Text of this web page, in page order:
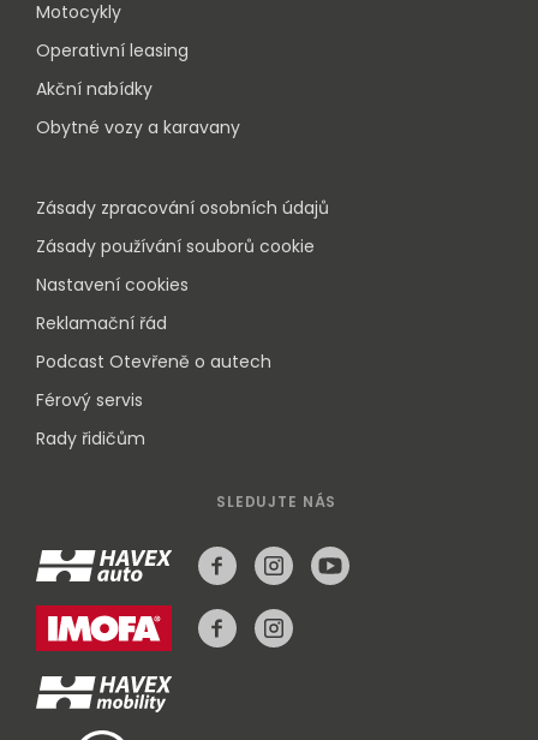
Motocykly
Operativní leasing
Akční nabídky
Obytné vozy a karavany
Zásady zpracování osobních údajů
Zásady používání souborů cookie
Nastavení cookies
Reklamační řád
Podcast Otevřeně o autech
Férový servis
Rady řidičům
SLEDUJTE NÁS